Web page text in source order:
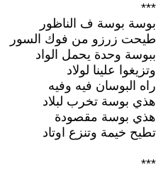
***
بوسة بوسة ف الناظور
طيحت زرزو من فوك السور
ببوسة وحدة يحمل الواد
وتزيغوا علينا لولاد
راه البوسان فيه وفيه
هذي بوسة تخرب لبلاد
هذي بوسة مقصودة
تطيح خيمة وتنزع اوتاد
***